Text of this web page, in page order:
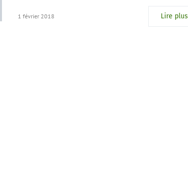
1 février 2018 Lire plus